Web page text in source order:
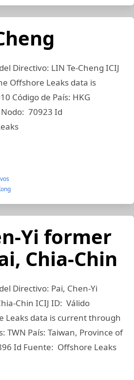
Directivo: LIN Te-Cheng ICIJ
Offshore Leaks data is
Código de País: HKG
70923 Id
Yi former
Chia-Chin
Directivo: Pai, Chen-Yi
Chin ICIJ ID: Válido
Leaks data is current through
TWN País: Taiwan, Province of
Id Fuente: Offshore Leaks